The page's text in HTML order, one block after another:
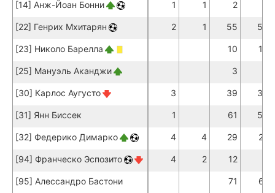
[14] Анж-Йоан Бонни 1 1 2
[22] Генрих Мхитарян 2 1 55 50
[23] Николо Барелла 10 10
[25] Мануэль Аканджи 3
[30] Карлос Аугусто 3 39 34
[31] Янн Биссек 1 61 59
[32] Федерико Димарко 4 4 29 27
[94] Франческо Эспозито 4 2 12
[95] Алессандро Бастони 71 61